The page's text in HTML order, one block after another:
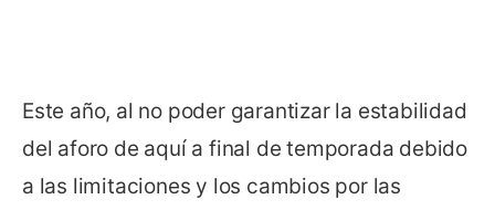
Este año, al no poder garantizar la estabilidad
del aforo de aquí a final de temporada debido
a las limitaciones y los cambios por las